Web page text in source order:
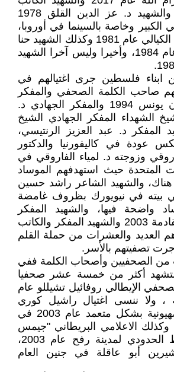
وائل زعيتر 1972، والشهيد د. عز الدين القلق 1978
الكبير وخاصة بالسينما في أوروبا،
والشهيد عبد الوهاب الكيالي عام 1981 وكذلك الشهيد حنا
مقبل والذي اغتيل عام 1984، وأخيرا وليس آخرا الشهيد
ابناء فلسطين جرى اغتيالهم في
صاحب الكلمة الصحفي والمفكر
هاني العابد في خان يونس 1994 والمفكر الجهادي د.
الشهداء المفكر الجهادي الشيخ
المفكر د. عبد العزيز الرنتيسي،
عودة في كاليفورنيا والدكتور
وزوجته د. لمياء الفاروقي في
المتحدة حيث استهدفهم الموساد
والشهيد الشاعر راشد حسين
بيته في نيويورك بظروف غامضة
واضحة فيها، والشهيد المفكر
والكاتب ابراهيم المقادمة 2003 والشهيد المفكر والكاتب
العديد والعشرات من حملة القلم
تصفيتهم بالأسر.
من الصحفيين وأصحاب الكلمة ففي
أكثر من خمسة عشر صحفيا
الإيطالي روفائيل تشيللو عام
، ولا ننسى اغتيال راشيل كوري
الامريكية بجرافة صهيونية بشكل متعمد عام 2003 في
الاعلامي البريطاني "جيمس
ميللر" على الشريط الحدودي لمدينة رفح عام 2003،
شيرين أبو عاقلة في جنين العام